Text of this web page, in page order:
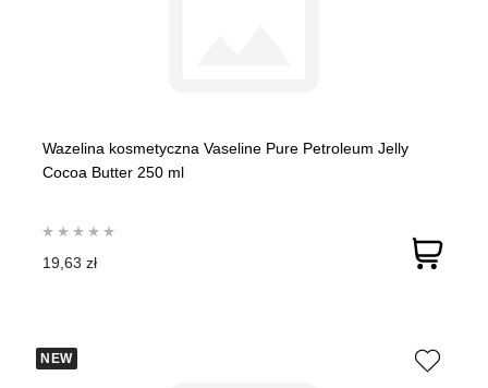
Wazelina kosmetyczna Vaseline Pure Petroleum Jelly
Cocoa Butter 250 ml
19,63 zł
NEW